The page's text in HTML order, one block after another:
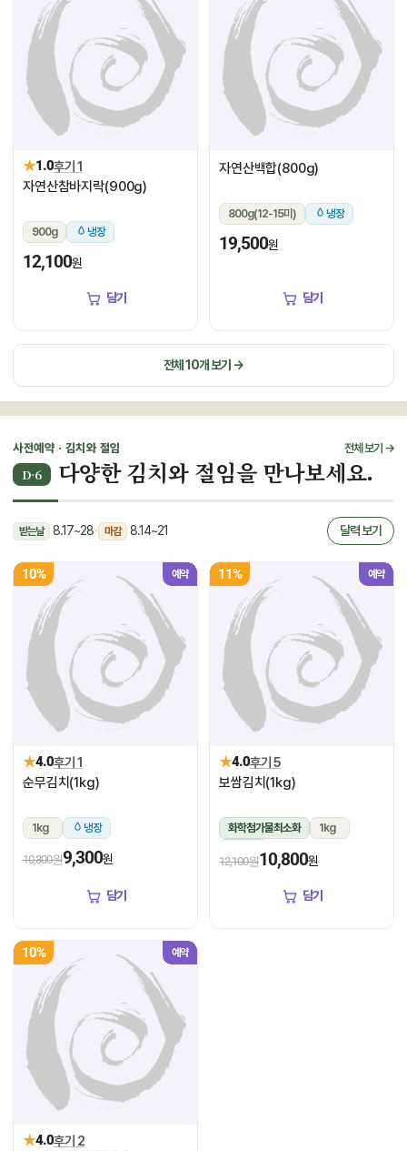
★1.0후기 1
자연산참바지락(900g)
900g 냉장
12,100원
담기
자연산백합(800g)
800g(12-15미) 냉장
19,500원
담기
전체 10개 보기 →
사전예약 · 김치와 절임 전체 보기 →
D-6 다양한 김치와 절임을 만나보세요.
받는날 8.17~28· 마감 8.14~21 달력 보기
10% 예약
★4.0후기 1
순무김치(1kg)
1kg 냉장
10,300원9,300원
담기
11% 예약
★4.0후기 5
보쌈김치(1kg)
화학첨가물최소화
1kg
12,100원10,800원
담기
10% 예약
★4.0후기 2